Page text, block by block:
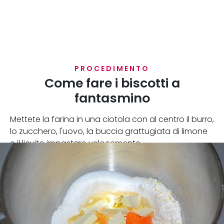
PROCEDIMENTO
Come fare i biscotti a
fantasmino
Mettete la farina in una ciotola con al centro il burro,
lo zucchero, l'uovo, la buccia grattugiata di limone
e il lievito impastare velocemente